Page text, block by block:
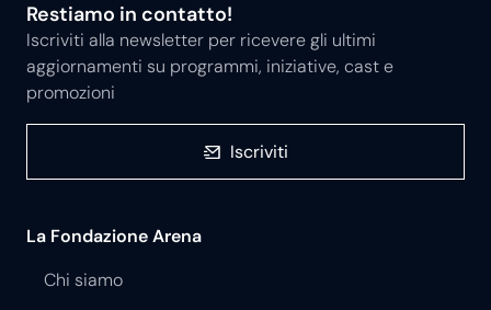
Restiamo in contatto!
Iscriviti alla newsletter per ricevere gli ultimi
aggiornamenti su programmi, iniziative, cast e
promozioni
Iscriviti
La Fondazione Arena
Chi siamo